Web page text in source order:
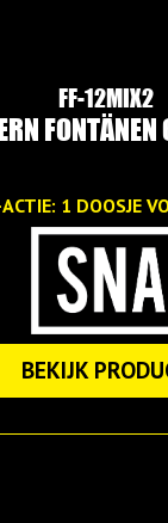
FF-12MIX2
ACTIE: 1 DOOSJE
BEKIJK